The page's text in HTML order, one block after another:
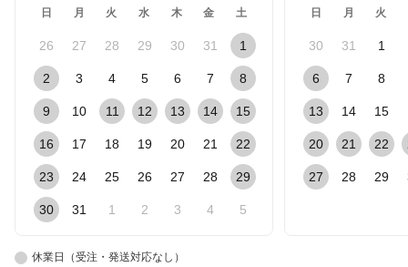
日 月 火 水 木 金 土
26 27 28 29 30 31 1
2 3 4 5 6 7 8
9 10 11 12 13 14 15
16 17 18 19 20 21 22
23 24 25 26 27 28 29
30 31 1 2 3 4 5
日 月 火
30 31 1
6 7 8
13 14 15
20 21 22
27 28 29
休業日（受注・発送対応なし）